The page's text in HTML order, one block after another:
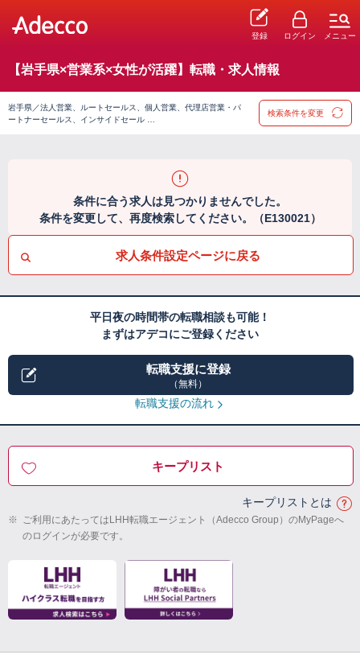
登録 ログイン メニュー
【岩手県×営業系×女性が活躍】転職・求人情報
岩手県／法人営業、ルートセールス、個人営業、代理店営業・パ
ートナーセールス、インサイドセール …
検索条件を変更
条件に合う求人は見つかりませんでした。
条件を変更して、再度検索してください。（E130021）
求人条件設定ページに戻る
平日夜の時間帯の転職相談も可能！
まずはアデコにご登録ください
転職支援に登録
（無料）
転職支援の流れ
キープリスト
キープリストとは
※ ご利用にあたってはLHH転職エージェント（Adecco Group）のMyPageへ
のログインが必要です。